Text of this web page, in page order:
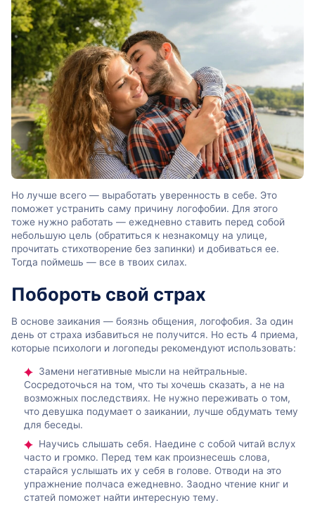
Но лучше всего — выработать уверенность в себе. Это
поможет устранить саму причину логофобии. Для этого
тоже нужно работать — ежедневно ставить перед собой
небольшую цель (обратиться к незнакомцу на улице,
прочитать стихотворение без запинки) и добиваться ее.
Тогда поймешь — все в твоих силах.
Побороть свой страх
В основе заикания — боязнь общения, логофобия. За один
день от страха избавиться не получится. Но есть 4 приема,
которые психологи и логопеды рекомендуют использовать:
Замени негативные мысли на нейтральные.
Сосредоточься на том, что ты хочешь сказать, а не на
возможных последствиях. Не нужно переживать о том,
что девушка подумает о заикании, лучше обдумать тему
для беседы.
Научись слышать себя. Наедине с собой читай вслух
часто и громко. Перед тем как произнесешь слова,
старайся услышать их у себя в голове. Отводи на это
упражнение полчаса ежедневно. Заодно чтение книг и
статей поможет найти интересную тему.